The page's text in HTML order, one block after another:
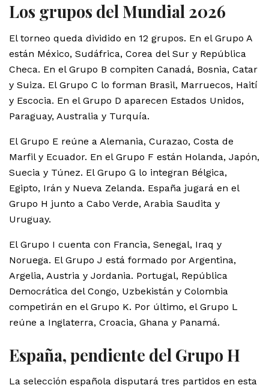
Los grupos del Mundial 2026
El torneo queda dividido en 12 grupos. En el Grupo A
están México, Sudáfrica, Corea del Sur y República
Checa. En el Grupo B compiten Canadá, Bosnia, Catar
y Suiza. El Grupo C lo forman Brasil, Marruecos, Haití
y Escocia. En el Grupo D aparecen Estados Unidos,
Paraguay, Australia y Turquía.
El Grupo E reúne a Alemania, Curazao, Costa de
Marfil y Ecuador. En el Grupo F están Holanda, Japón,
Suecia y Túnez. El Grupo G lo integran Bélgica,
Egipto, Irán y Nueva Zelanda. España jugará en el
Grupo H junto a Cabo Verde, Arabia Saudita y
Uruguay.
El Grupo I cuenta con Francia, Senegal, Iraq y
Noruega. El Grupo J está formado por Argentina,
Argelia, Austria y Jordania. Portugal, República
Democrática del Congo, Uzbekistán y Colombia
competirán en el Grupo K. Por último, el Grupo L
reúne a Inglaterra, Croacia, Ghana y Panamá.
España, pendiente del Grupo H
La selección española disputará tres partidos en esta